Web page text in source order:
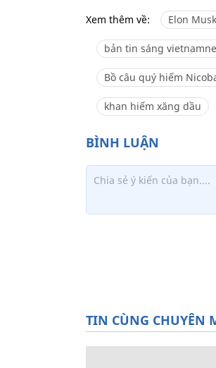
Xem thêm về: Elon
bản tin sáng
Bồ câu quý hiếm
khan hiếm xăng dầu
TIN CÙNG CHUYÊN